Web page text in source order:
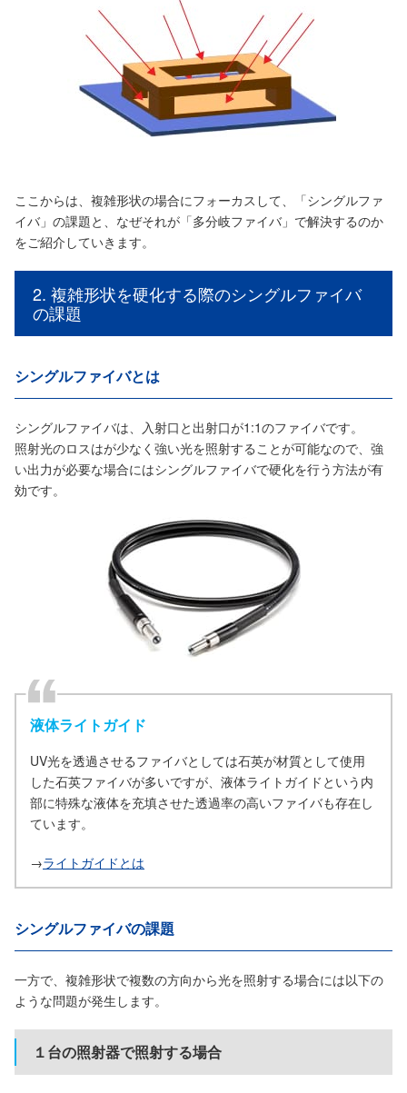
ここからは、複雑形状の場合にフォーカスして、「シングルファ
イバ」の課題と、なぜそれが「多分岐ファイバ」で解決するのか
をご紹介していきます。
2. 複雑形状を硬化する際のシングルファイバ
の課題
シングルファイバとは
シングルファイバは、入射口と出射口が1:1のファイバです。
照射光のロスはが少なく強い光を照射することが可能なので、強
い出力が必要な場合にはシングルファイバで硬化を行う方法が有
効です。
液体ライトガイド
UV光を透過させるファイバとしては石英が材質として使用
した石英ファイバが多いですが、液体ライトガイドという内
部に特殊な液体を充填させた透過率の高いファイバも存在し
ています。
→ライトガイドとは
シングルファイバの課題
一方で、複雑形状で複数の方向から光を照射する場合には以下の
ような問題が発生します。
１台の照射器で照射する場合